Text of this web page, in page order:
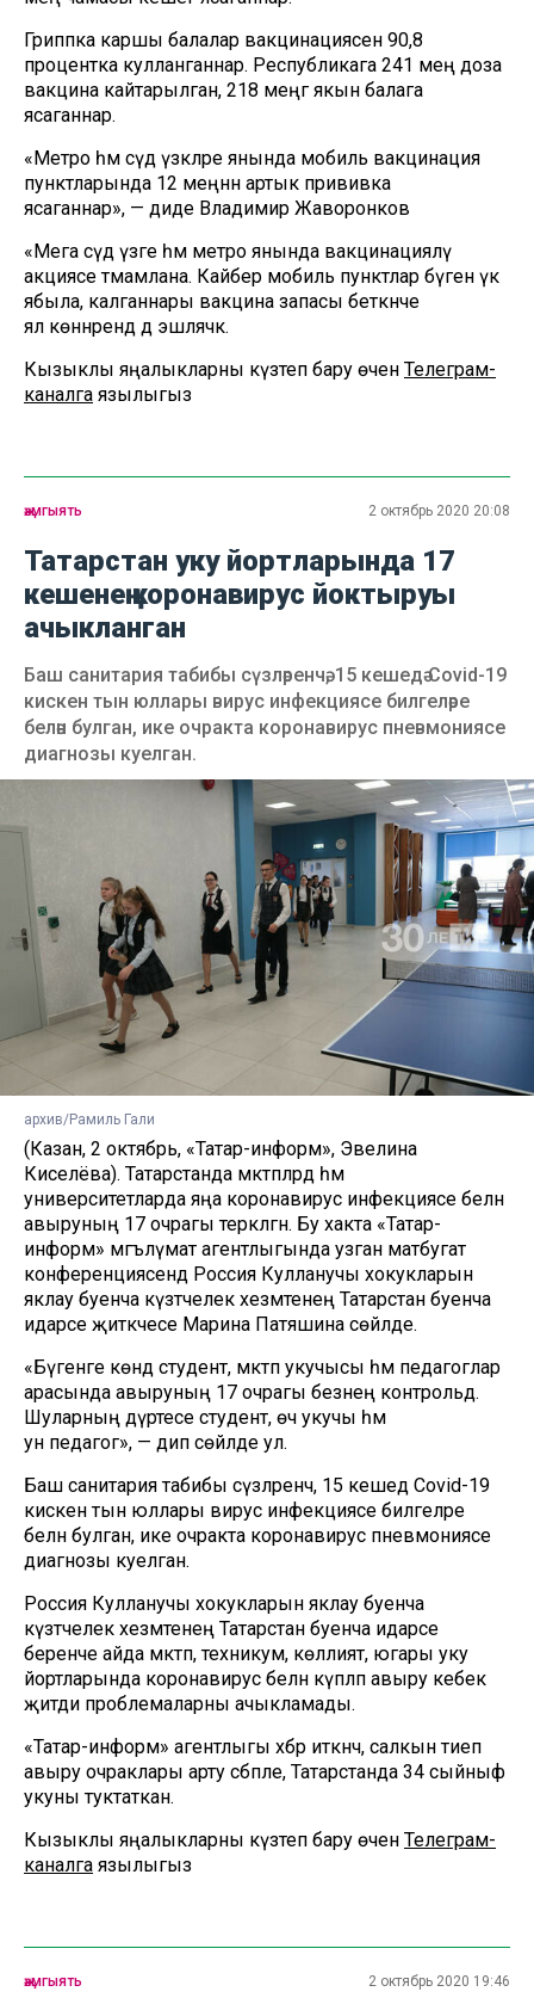
Гриппка каршы балалар вакцинациясен 90,8
процентка кулланганнар. Республикага 241 мең доза
вакцина кайтарылган, 218 меңгә якын балага
ясаганнар.
«Метро һәм сәүдә үзәкләре янында мобиль вакцинация
пунктларында 12 меңнән артык прививка
ясаганнар», — диде Владимир Жаворонков
«Мега сәүдә үзәге һәм метро янында вакцинацияләү
акциясе тәмамлана. Кайбер мобиль пунктлар бүген үк
ябыла, калганнары вакцина запасы беткәнче
ял көннәрендә дә эшләячәк.
Кызыклы яңалыкларны күзәтеп бару өчен Телеграм-
каналга язылыгыз
җәмгыять 2 октябрь 2020 20:08
Татарстан уку йортларында 17
кешенең коронавирус йоктыруы
ачыкланган
Баш санитария табибы сүзләренчә, 15 кешедә Covid-19
кискен тын юллары вирус инфекциясе билгеләре
белән булган, ике очракта коронавирус пневмониясе
диагнозы куелган.
архив/Рамиль Гали
(Казан, 2 октябрь, «Татар-информ», Эвелина
Киселёва). Татарстанда мәктәпләрдә һәм
университетларда яңа коронавирус инфекциясе белән
авыруның 17 очрагы теркәлгән. Бу хакта «Татар-
информ» мәгълүмат агентлыгында узган матбугат
конференциясендә Россия Кулланучы хокукларын
яклау буенча күзәтчелек хезмәтенең Татарстан буенча
идарәсе җитәкчесе Марина Патяшина сөйләде.
«Бүгенге көндә студент, мәктәп укучысы һәм педагоглар
арасында авыруның 17 очрагы безнең контрольдә.
Шуларның дүртесе студент, өч укучы һәм
ун педагог», — дип сөйләде ул.
Баш санитария табибы сүзләренчә, 15 кешедә Covid-19
кискен тын юллары вирус инфекциясе билгеләре
белән булган, ике очракта коронавирус пневмониясе
диагнозы куелган.
Россия Кулланучы хокукларын яклау буенча
күзәтчелек хезмәтенең Татарстан буенча идарәсе
беренче айда мәктәп, техникум, көллият, югары уку
йортларында коронавирус белән күпләп авыру кебек
җитди проблемаларны ачыкламады.
«Татар-информ» агентлыгы хәбәр иткәнчә, салкын тиеп
авыру очраклары арту сәбәпле, Татарстанда 34 сыйныф
укуны туктаткан.
Кызыклы яңалыкларны күзәтеп бару өчен Телеграм-
каналга язылыгыз
җәмгыять 2 октябрь 2020 19:46